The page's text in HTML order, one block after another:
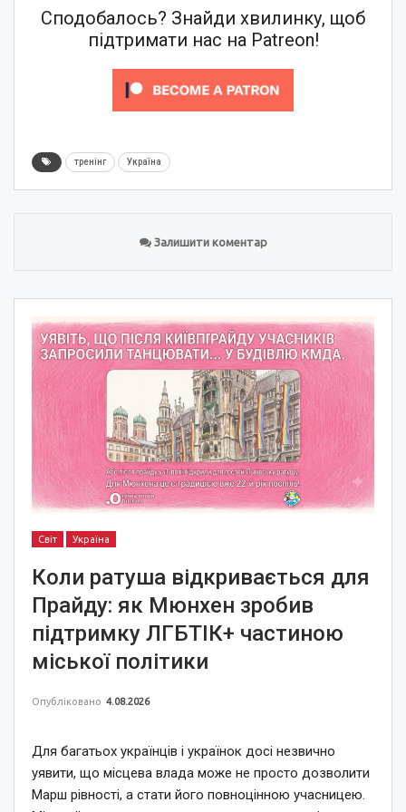
Сподобалось? Знайди хвилинку, щоб
підтримати нас на Patreon!
тренінг Україна
Залишити коментар
Світ Україна
Коли ратуша відкривається для
Прайду: як Мюнхен зробив
підтримку ЛГБТІК+ частиною
міської політики
Опубліковано 4.08.2026
Для багатьох українців і українок досі незвично
уявити, що місцева влада може не просто дозволити
Марш рівності, а стати його повноцінною учасницею.